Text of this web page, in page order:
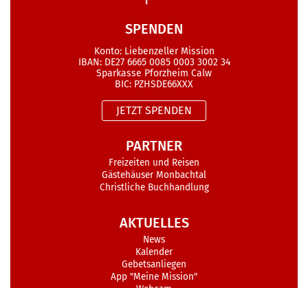
SPENDEN
Konto: Liebenzeller Mission
IBAN: DE27 6665 0085 0003 3002 34
Sparkasse Pforzheim Calw
BIC: PZHSDE66XXX
JETZT SPENDEN
PARTNER
Freizeiten und Reisen
Gästehäuser Monbachtal
Christliche Buchhandlung
AKTUELLES
News
Kalender
Gebetsanliegen
App "Meine Mission"